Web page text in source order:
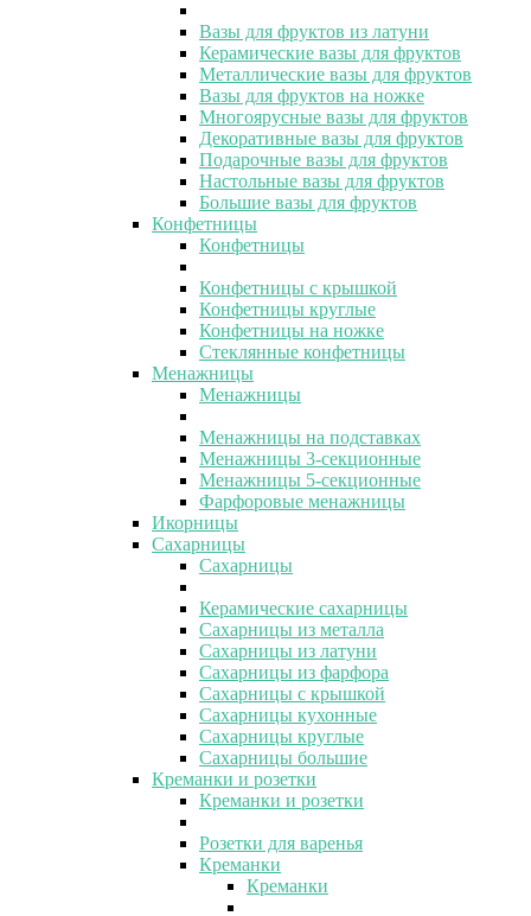
Вазы для фруктов из латуни
Керамические вазы для фруктов
Металлические вазы для фруктов
Вазы для фруктов на ножке
Многоярусные вазы для фруктов
Декоративные вазы для фруктов
Подарочные вазы для фруктов
Настольные вазы для фруктов
Большие вазы для фруктов
Конфетницы
Конфетницы
Конфетницы с крышкой
Конфетницы круглые
Конфетницы на ножке
Стеклянные конфетницы
Менажницы
Менажницы
Менажницы на подставках
Менажницы 3-секционные
Менажницы 5-секционные
Фарфоровые менажницы
Икорницы
Сахарницы
Сахарницы
Керамические сахарницы
Сахарницы из металла
Сахарницы из латуни
Сахарницы из фарфора
Сахарницы с крышкой
Сахарницы кухонные
Сахарницы круглые
Сахарницы большие
Креманки и розетки
Креманки и розетки
Розетки для варенья
Креманки
Креманки